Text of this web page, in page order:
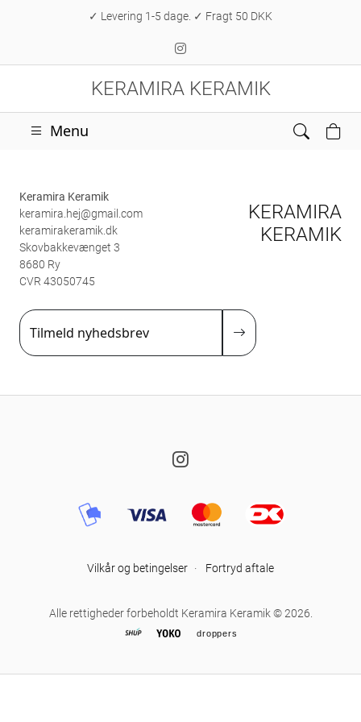
✓ Levering 1-5 dage. ✓ Fragt 50 DKK
KERAMIRA KERAMIK
Menu
Keramira Keramik
keramira.hej@gmail.com
keramirakeramik.dk
Skovbakkevænget 3
8680 Ry
CVR 43050745
KERAMIRA
KERAMIK
Tilmeld nyhedsbrev
Vilkår og betingelser · Fortryd aftale
Alle rettigheder forbeholdt Keramira Keramik © 2026.
droppers